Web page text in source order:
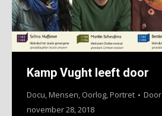
Kamp Vught leeft door
Docu,Mensen, Oorlog,Portret Door
november 28, 2018